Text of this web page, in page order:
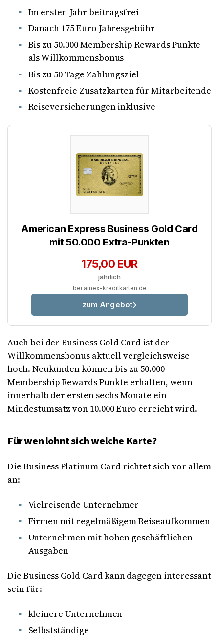
Im ersten Jahr beitragsfrei
Danach 175 Euro Jahresgebühr
Bis zu 50.000 Membership Rewards Punkte
als Willkommensbonus
Bis zu 50 Tage Zahlungsziel
Kostenfreie Zusatzkarten für Mitarbeitende
Reiseversicherungen inklusive
American Express Business Gold Card
mit 50.000 Extra-Punkten
175,00 EUR
jährlich
bei amex-kreditkarten.de
zum Angebot
Auch bei der Business Gold Card ist der
Willkommensbonus aktuell vergleichsweise
hoch. Neukunden können bis zu 50.000
Membership Rewards Punkte erhalten, wenn
innerhalb der ersten sechs Monate ein
Mindestumsatz von 10.000 Euro erreicht wird.
Für wen lohnt sich welche Karte?
Die Business Platinum Card richtet sich vor allem
an:
Vielreisende Unternehmer
Firmen mit regelmäßigem Reiseaufkommen
Unternehmen mit hohen geschäftlichen
Ausgaben
Die Business Gold Card kann dagegen interessant
sein für:
kleinere Unternehmen
Selbstständige